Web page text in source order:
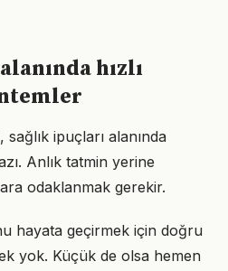
hızlı
sağlık ipuçları alanında
Anlık tatmin yerine
odaklanmak gerekir.
hayata geçirmek için doğru
yok. Küçük de olsa hemen